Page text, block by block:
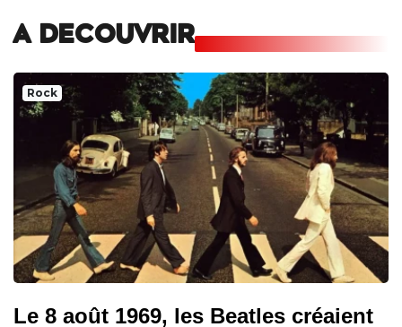
A DECOUVRIR
Rock
Le 8 août 1969, les Beatles créaient